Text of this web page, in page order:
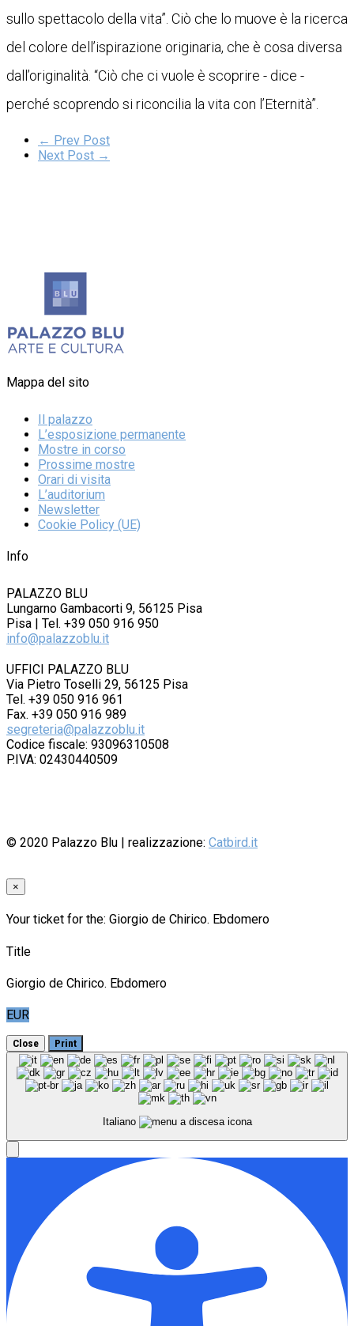
sullo spettacolo della vita”. Ciò che lo muove è la ricerca
del colore dell’ispirazione originaria, che è cosa diversa
dall’originalità. “Ciò che ci vuole è scoprire - dice -
perché scoprendo si riconcilia la vita con l’Eternità”.
← Prev Post
Next Post →
Mappa del sito
Il palazzo
L’esposizione permanente
Mostre in corso
Prossime mostre
Orari di visita
L’auditorium
Newsletter
Cookie Policy (UE)
Info
PALAZZO BLU
Lungarno Gambacorti 9, 56125 Pisa
Pisa | Tel. +39 050 916 950
info@palazzoblu.it
UFFICI PALAZZO BLU
Via Pietro Toselli 29, 56125 Pisa
Tel. +39 050 916 961
Fax. +39 050 916 989
segreteria@palazzoblu.it
Codice fiscale: 93096310508
P.IVA: 02430440509
© 2020 Palazzo Blu | realizzazione: Catbird.it
×
Your ticket for the: Giorgio de Chirico. Ebdomero
Title
Giorgio de Chirico. Ebdomero
EUR
Close Print
Italiano